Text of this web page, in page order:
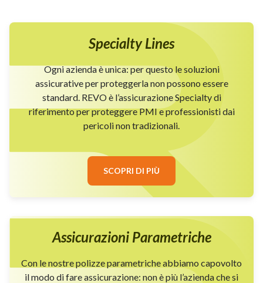
Specialty Lines
Ogni azienda è unica: per questo le soluzioni
assicurative per proteggerla non possono essere
standard. REVO è l’assicurazione Specialty di
riferimento per proteggere PMI e professionisti dai
pericoli non tradizionali.
SCOPRI DI PIÙ
Assicurazioni Parametriche
Con le nostre polizze parametriche abbiamo capovolto
il modo di fare assicurazione: non è più l’azienda che si